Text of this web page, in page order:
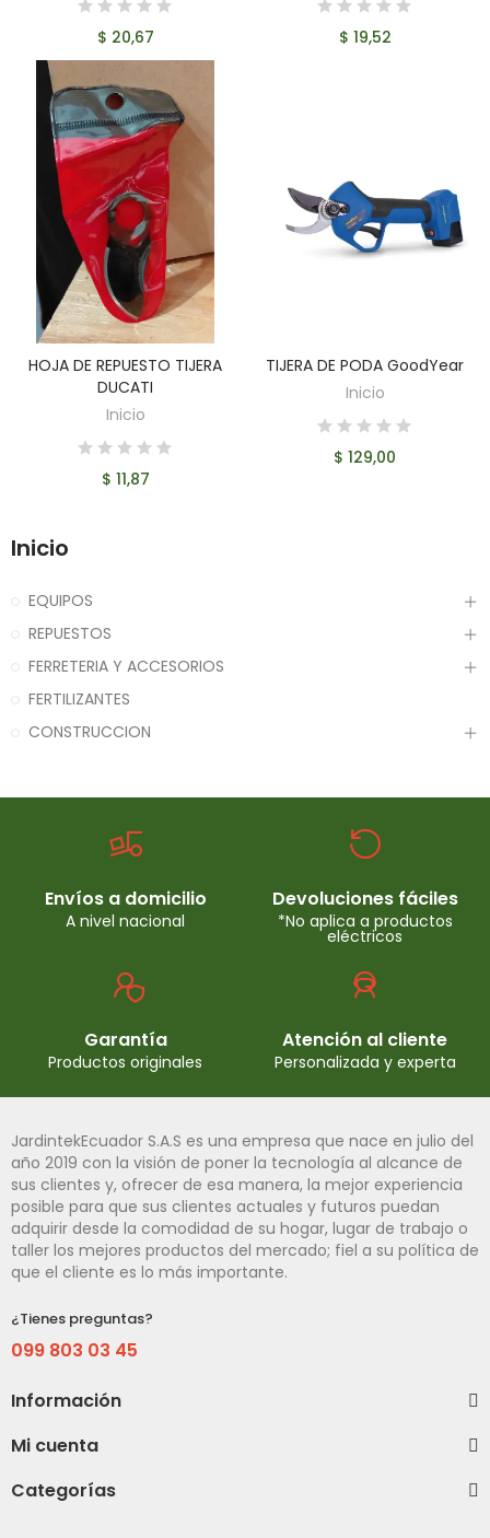
$ 20,67 $ 19,52
AÑADIR AL CARRITO
HOJA DE REPUESTO TIJERA
DUCATI
Inicio
$ 11,87
AÑADIR AL CARRITO
TIJERA DE PODA GoodYear
Inicio
$ 129,00
Inicio
EQUIPOS
REPUESTOS
FERRETERIA Y ACCESORIOS
FERTILIZANTES
CONSTRUCCION
Envíos a domicilio
A nivel nacional
Devoluciones fáciles
*No aplica a productos
eléctricos
Garantía
Productos originales
Atención al cliente
Personalizada y experta
JardintekEcuador S.A.S es una empresa que nace en julio del
año 2019 con la visión de poner la tecnología al alcance de
sus clientes y, ofrecer de esa manera, la mejor experiencia
posible para que sus clientes actuales y futuros puedan
adquirir desde la comodidad de su hogar, lugar de trabajo o
taller los mejores productos del mercado; fiel a su política de
que el cliente es lo más importante.
¿Tienes preguntas?
099 803 03 45
Información
Mi cuenta
Categorías